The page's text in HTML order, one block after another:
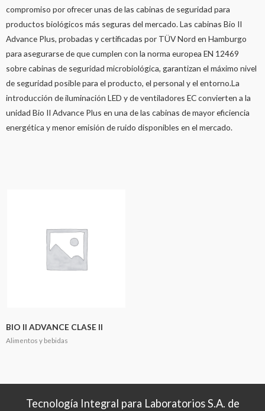
compromiso por ofrecer unas de las cabinas de seguridad para
productos biológicos más seguras del mercado. Las cabinas Bio II
Advance Plus, probadas y certificadas por TÜV Nord en Hamburgo
para asegurarse de que cumplen con la norma europea EN 12469
sobre cabinas de seguridad microbiológica, garantizan el máximo nivel
de seguridad posible para el producto, el personal y el entorno.La
introducción de iluminación LED y de ventiladores EC convierten a la
unidad Bio II Advance Plus en una de las cabinas de mayor eficiencia
energética y menor emisión de ruido disponibles en el mercado.
BIO II ADVANCE CLASE II
Alimentos y bebidas
Tecnología Integral para Laboratorios S.A. de